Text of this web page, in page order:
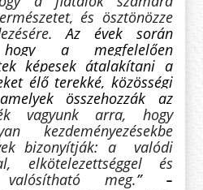
és ösztönözze
Az évek során
hogy a megfelelően
képesek átalakítani a
élő terekké, közösségi
összehozzák az
vagyunk arra, hogy
kezdeményezésekbe
bizonyítják: a
valódi
elkötelezettséggel és
valósítható meg.”
–